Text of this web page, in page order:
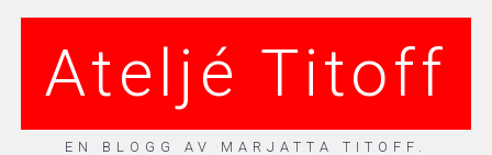
Ateljé Titoff
EN BLOGG AV MARJATTA TITOFF.